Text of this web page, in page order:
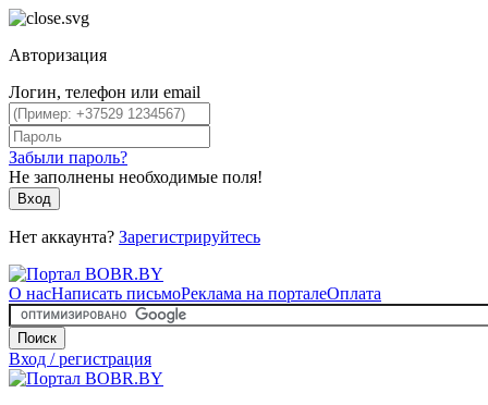
Авторизация
Логин, телефон или email
Забыли пароль?
Не заполнены необходимые поля!
Вход
Нет аккаунта? Зарегистрируйтесь
О насНаписать письмоРеклама на порталеОплата
Поиск
Вход / регистрация